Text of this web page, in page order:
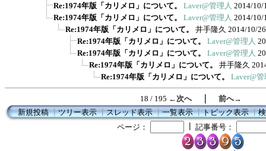
Re:1974年版「カリメロ」について。
Laver@管理人 2014/10/
Re:1974年版「カリメロ」について。
Laver@管理人 2014/10/
Re:1974年版「カリメロ」について。
井手隆久 2014/10/
Re:1974年版「カリメロ」について。
Laver@管理人
Re:1974年版「カリメロ」について。
Laver@管理人
Re:1974年版「カリメロ」について。
井手隆久
Re:1974年版「カリメロ」について。
Laver@
18 / 195 ←次へ｜ 前へ→
新規投稿┃ツリー表示┃スレッド表示┃一覧表示┃トピック表示┃
ページ：
記事番号：